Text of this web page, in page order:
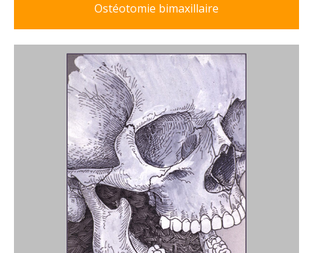
Ostéotomie bimaxillaire